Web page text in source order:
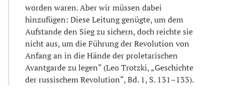
worden waren. Aber wir müssen dabei
hinzufügen: Diese Leitung genügte, um dem
Aufstande den Sieg zu sichern, doch reichte sie
nicht aus, um die Führung der Revolution von
Anfang an in die Hände der proletarischen
Avantgarde zu legen“ (Leo Trotzki, „Geschichte
der russischem Revolution“, Bd. 1, S. 131–133).